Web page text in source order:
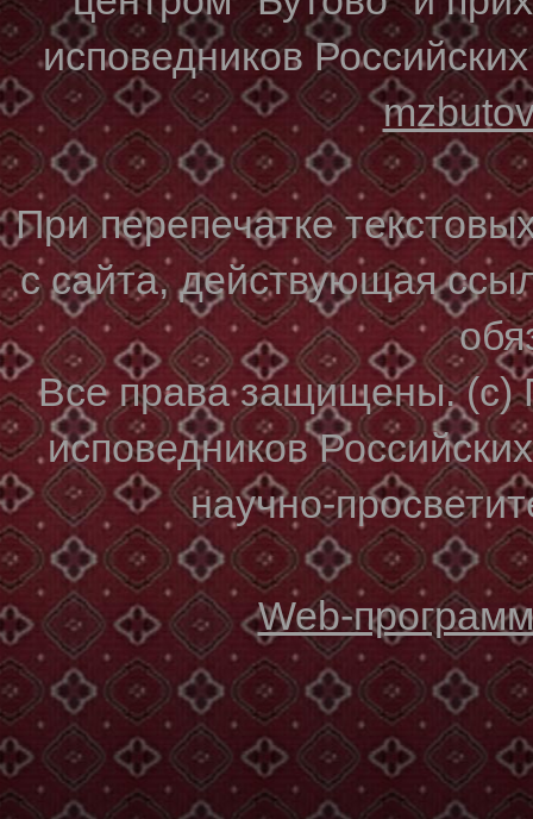
исповедников
При перепечатке
с сайта, действующая
Все права защищены. (с)
исповедников
научно-
Web-